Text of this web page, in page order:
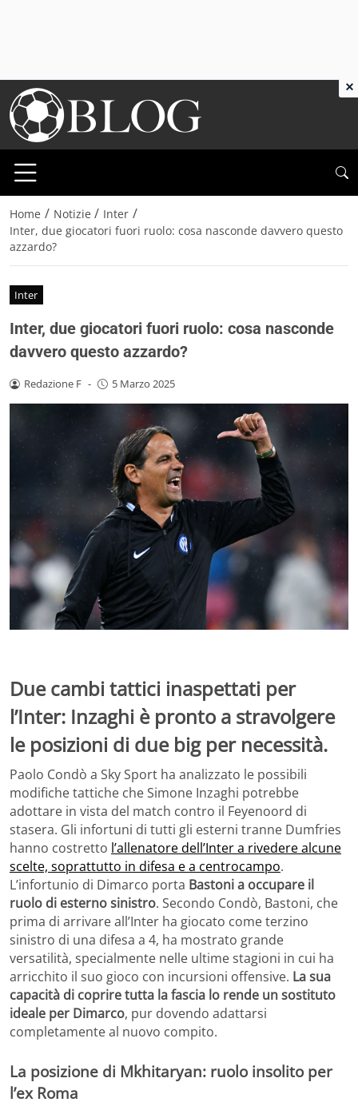
Home / Notizie / Inter /
Inter, due giocatori fuori ruolo: cosa nasconde davvero questo
azzardo?
Inter
Inter, due giocatori fuori ruolo: cosa nasconde
davvero questo azzardo?
Redazione F - 5 Marzo 2025
Due cambi tattici inaspettati per
l’Inter: Inzaghi è pronto a stravolgere
le posizioni di due big per necessità.
Paolo Condò a Sky Sport ha analizzato le possibili
modifiche tattiche che Simone Inzaghi potrebbe
adottare in vista del match contro il Feyenoord di
stasera. Gli infortuni di tutti gli esterni tranne Dumfries
hanno costretto l’allenatore dell’Inter a rivedere alcune
scelte, soprattutto in difesa e a centrocampo.
L’infortunio di Dimarco porta Bastoni a occupare il
ruolo di esterno sinistro. Secondo Condò, Bastoni, che
prima di arrivare all’Inter ha giocato come terzino
sinistro di una difesa a 4, ha mostrato grande
versatilità, specialmente nelle ultime stagioni in cui ha
arricchito il suo gioco con incursioni offensive. La sua
capacità di coprire tutta la fascia lo rende un sostituto
ideale per Dimarco, pur dovendo adattarsi
completamente al nuovo compito.
La posizione di Mkhitaryan: ruolo insolito per
l’ex Roma
×